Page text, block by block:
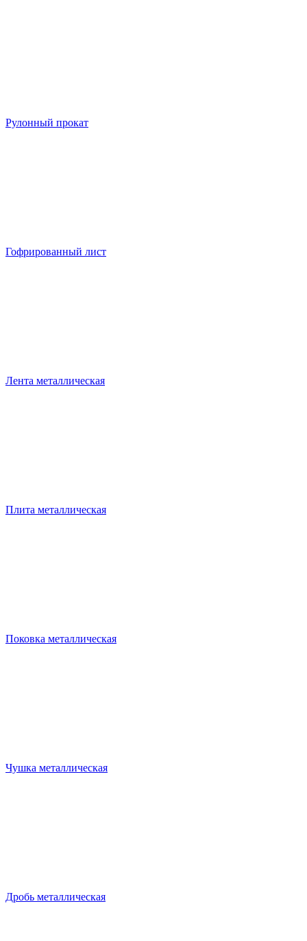
Рулонный прокат
Гофрированный лист
Лента металлическая
Плита металлическая
Поковка металлическая
Чушка металлическая
Дробь металлическая